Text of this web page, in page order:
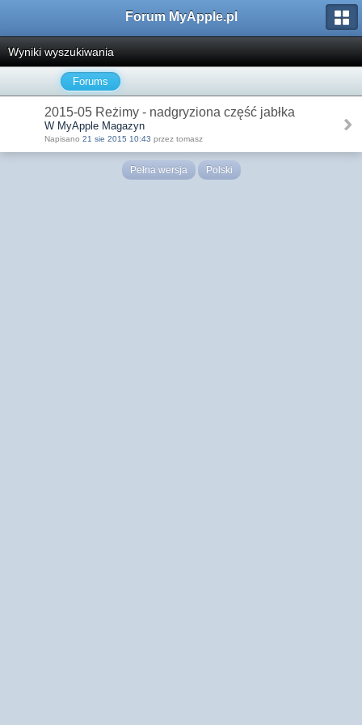
Forum MyApple.pl
Wyniki wyszukiwania
Forums
2015-05 Reżimy - nadgryziona część jabłka
W MyApple Magazyn
Napisano 21 sie 2015 10:43 przez tomasz
Pełna wersja Polski